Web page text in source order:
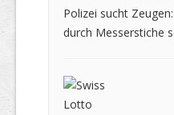
Polizei sucht
durch Messerstiche